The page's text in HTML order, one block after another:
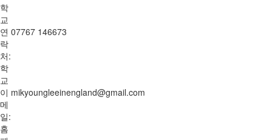
학
교
연
락
처:
07767 146673
학
교
이
메
일:
mikyoungleeinengland@gmail.com
홈